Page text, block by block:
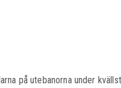
på utebanorna under